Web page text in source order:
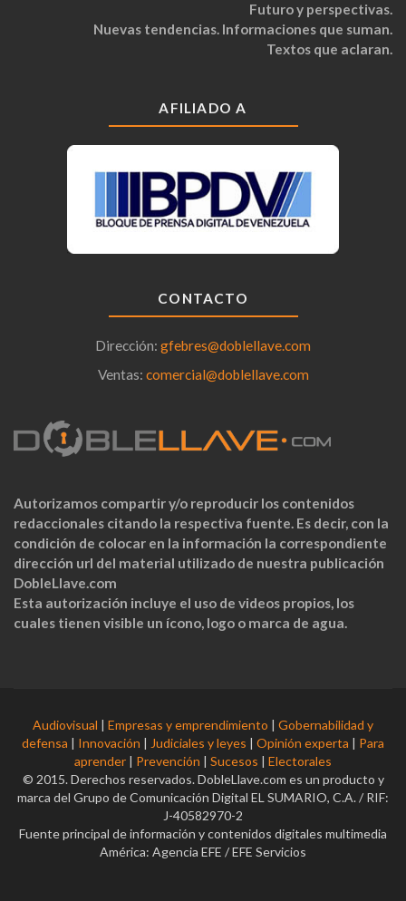
Futuro y perspectivas.
Nuevas tendencias. Informaciones que suman.
Textos que aclaran.
AFILIADO A
CONTACTO
Dirección: gfebres@doblellave.com
Ventas: comercial@doblellave.com
Autorizamos compartir y/o reproducir los contenidos
redaccionales citando la respectiva fuente. Es decir, con la
condición de colocar en la información la correspondiente
dirección url del material utilizado de nuestra publicación
DobleLlave.com
Esta autorización incluye el uso de videos propios, los
cuales tienen visible un ícono, logo o marca de agua.
Audiovisual | Empresas y emprendimiento | Gobernabilidad y
defensa | Innovación | Judiciales y leyes | Opinión experta | Para
aprender | Prevención | Sucesos | Electorales
© 2015. Derechos reservados. DobleLlave.com es un producto y
marca del Grupo de Comunicación Digital EL SUMARIO, C.A. / RIF:
J-40582970-2
Fuente principal de información y contenidos digitales multimedia
América: Agencia EFE / EFE Servicios